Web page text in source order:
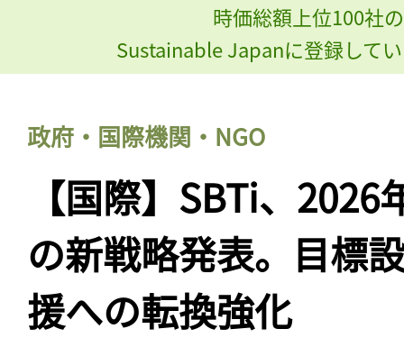
時価総額上位100社
Sustainable Japanに登録して
政府・国際機関・NGO
【国際】SBTi、
の新戦略発表。目標
援への転換強化